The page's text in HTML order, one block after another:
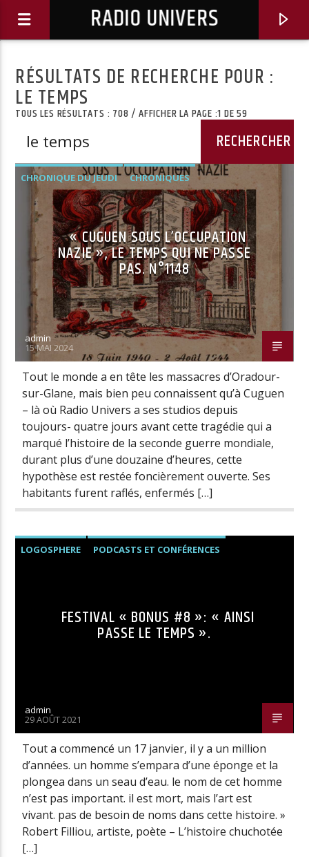
RADIO UNIVERS
Titre diffusé :
RÉSULTATS DE RECHERCHE POUR :
LE TEMPS
TOUS LES RÉSULTATS : 708 / AFFICHER LA PAGE :1 DE 59
CHRONIQUE DU JEUDI CHRONIQUES
« CUGUEN SOUS L’OCCUPATION
NAZIE », LE TEMPS QUI NE PASSE
PAS. N°1148
admin
15 MAI 2024
Tout le monde a en tête les massacres d’Oradour-
sur-Glane, mais bien peu connaissent qu’à Cuguen
– là où Radio Univers a ses studios depuis
toujours- quatre jours avant cette tragédie qui a
marqué l’histoire de la seconde guerre mondiale,
durant plus d’une douzaine d’heures, cette
hypothèse est restée foncièrement ouverte. Ses
habitants furent raflés, enfermés […]
LOGOSPHERE PODCASTS ET CONFÉRENCES
FESTIVAL « BONUS #8 »: « AINSI
PASSE LE TEMPS ».
admin
29 AOÛT 2021
Tout a commencé un 17 janvier, il y a un million
d’années. un homme s’empara d’une éponge et la
plongea dans un seau d’eau. le nom de cet homme
n’est pas important. il est mort, mais l’art est
vivant. pas de besoin de noms dans cette histoire. »
Robert Filliou, artiste, poète – L’histoire chuchotée
[…]